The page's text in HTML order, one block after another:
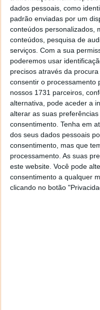
dados pessoais, como
padrão enviadas por um
conteúdos personalizados,
conteúdos, pesquisa de
serviços. Com a sua
poderemos usar
precisos através da
consentir o processamento
nossos 1731 parceiros,
alternativa, pode aceder a
alterar as suas
consentimento. Tenha em
dos seus dados pessoais
consentimento, mas que
processamento. As suas
este website. Você pode
consentimento a qualquer
clicando no botão
VR Pirates Ahoy -
Voyage1,69 €(5
Packs de ícones e